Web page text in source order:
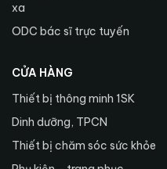
xa
ODC bác sĩ trực tuyến
CỬA HÀNG
Thiết bị thông minh 1SK
Dinh dưỡng, TPCN
Thiết bị chăm sóc sức khỏe